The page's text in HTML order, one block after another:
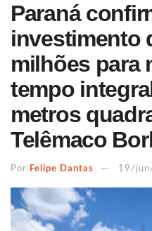
Paraná
investimento
milhões para
tempo
metros
Telêmaco
Por Felipe Dantas 19/